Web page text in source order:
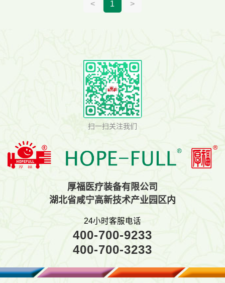
< 1 >
扫一扫关注我们
厚福医疗装备有限公司
湖北省咸宁高新技术产业园区内
24小时客服电话
400-700-9233
400-700-3233